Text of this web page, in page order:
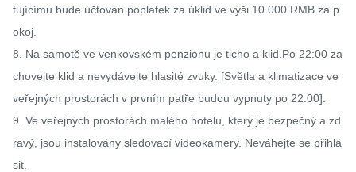
tujícímu bude účtován poplatek za úklid ve výši 10 000 RMB za p
okoj.
8. Na samotě ve venkovském penzionu je ticho a klid.Po 22:00 za
chovejte klid a nevydávejte hlasité zvuky. [Světla a klimatizace ve
veřejných prostorách v prvním patře budou vypnuty po 22:00].
9. Ve veřejných prostorách malého hotelu, který je bezpečný a zd
ravý, jsou instalovány sledovací videokamery. Neváhejte se přihlá
sit.